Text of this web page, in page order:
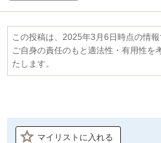
この投稿は、2025年3月6日時点の情報
ご自身の責任のもと適法性・有用性
たします。
マイリストに入れる